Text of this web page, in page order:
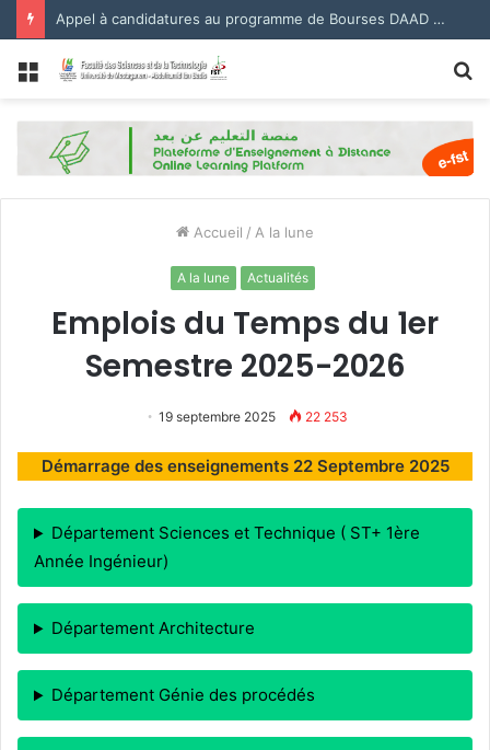
Appel à candidatures au programme de Bourses DAAD 2027.
Menu
Accueil / A la lune
A la lune Actualités
Emplois du Temps du 1er
Semestre 2025-2026
19 septembre 2025 22 253
Démarrage des enseignements 22 Septembre 2025
Département Sciences et Technique ( ST+ 1ère
Année Ingénieur)
Département Architecture
Département Génie des procédés